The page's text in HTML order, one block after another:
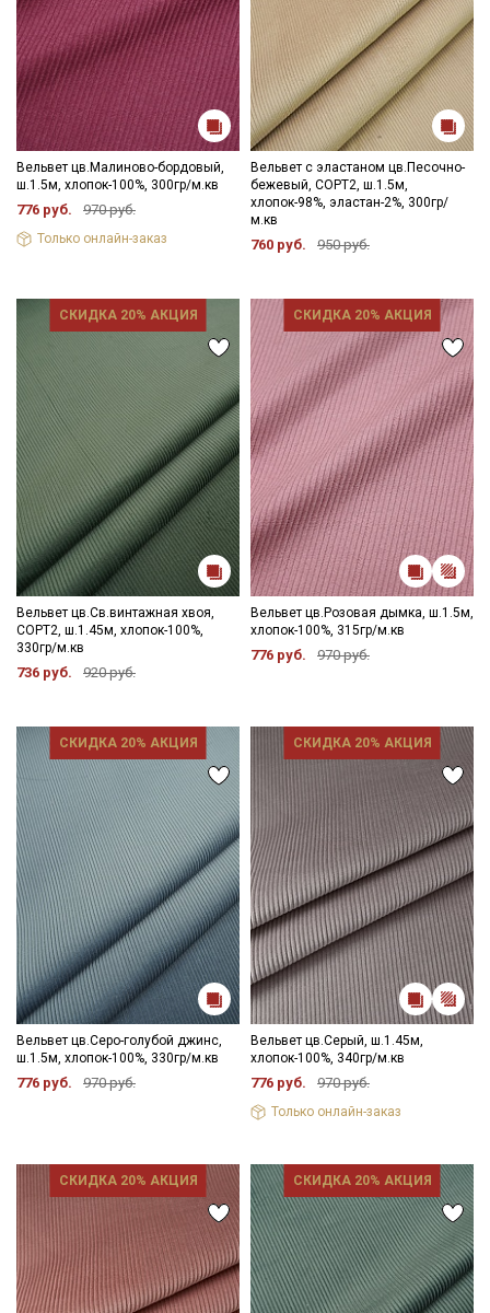
Вельвет цв.Малиново-бордовый,
ш.1.5м, хлопок-100%, 300гр/м.кв
776 руб. 970 руб.
Только онлайн-заказ
Вельвет с эластаном цв.Песочно-
бежевый, СОРТ2, ш.1.5м,
хлопок-98%, эластан-2%, 300гр/
м.кв
760 руб. 950 руб.
СКИДКА 20% АКЦИЯ
Вельвет цв.Св.винтажная хвоя,
СОРТ2, ш.1.45м, хлопок-100%,
330гр/м.кв
736 руб. 920 руб.
СКИДКА 20% АКЦИЯ
Вельвет цв.Розовая дымка, ш.1.5м,
хлопок-100%, 315гр/м.кв
776 руб. 970 руб.
СКИДКА 20% АКЦИЯ
Вельвет цв.Серо-голубой джинс,
ш.1.5м, хлопок-100%, 330гр/м.кв
776 руб. 970 руб.
СКИДКА 20% АКЦИЯ
Вельвет цв.Серый, ш.1.45м,
хлопок-100%, 340гр/м.кв
776 руб. 970 руб.
Только онлайн-заказ
СКИДКА 20% АКЦИЯ СКИДКА 20% АКЦИЯ
Секретная рассылка от Купава
Мы публикуем здесь дополнительные
промокоды и скидки до 30% на узкие
категории тканей